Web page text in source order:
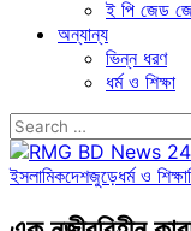
ই পি জেড
অন্যান্য
ভিন্ন ধরণ
ধর্ম ও শিক্ষা
Search
for:
ইসলামিকদেশজুড়েধর্ম ও শিক্ষা